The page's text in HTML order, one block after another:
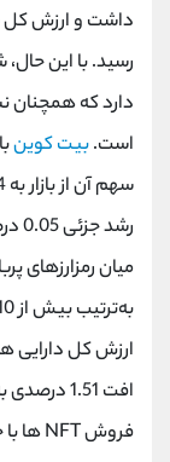
دارد که همچنان
است.بیت کوین
سهم آن از بازار به 59.4 درصد کاهش یافت. در مقابل،
فروش NFT ها با جهش 52 درصدی از 11 میلیون دلار عبور کرد.
بدون پیش شماره
اینستاگرام
کانال تلگرام